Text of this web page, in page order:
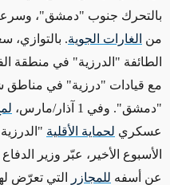
بالتحرك جنوب "دمشق"،
من الغارات الجوية. بالتوازي،
الطائفة "الدرزية" في منطقة
مع قيادات "درزية" في
"دمشق". وفي 1 آذار/مارس،
عسكري لحماية الأقلية
الأسبوع الأخير، عبّر وزير
عن أسفه للمجازر
التي تعرّض